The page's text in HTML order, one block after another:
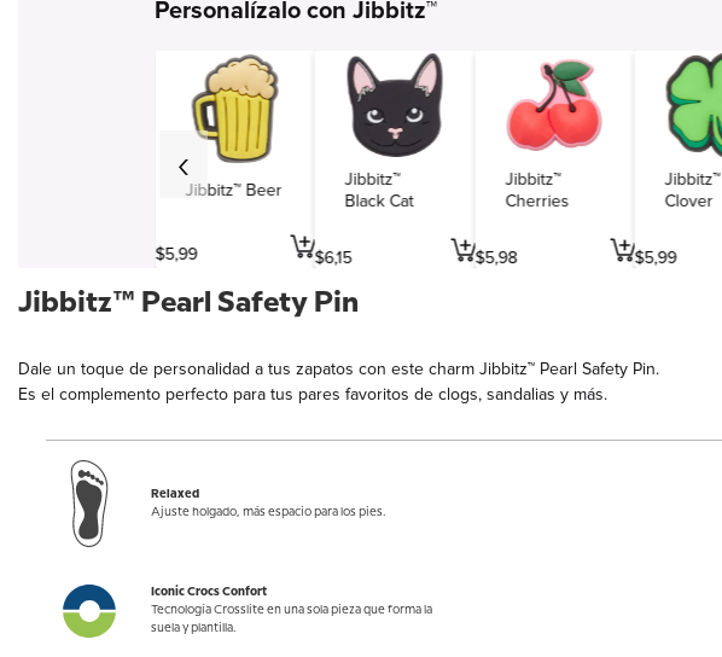
Viajes y entretenimiento
Personalízalo con Jibbitz™
Jibbitz™ Beer
$5,99
Jibbitz™
Black Cat
$6,15
Jibbitz™
Cherries
$5,98
Jibbitz™
Clover
$5,99
Jibbitz™ Pearl Safety Pin
Dale un toque de personalidad a tus zapatos con este charm Jibbitz™ Pearl Safety Pin.
Es el complemento perfecto para tus pares favoritos de clogs, sandalias y más.
Relaxed
Ajuste holgado, más espacio para los pies.
Iconic Crocs Confort
Tecnología Crosslite en una sola pieza que forma la
suela y plantilla.